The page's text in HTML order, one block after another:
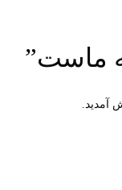
ماست”
آمدید.